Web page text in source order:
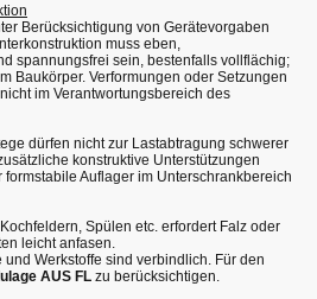
Berücksichtigung von Gerätevorgaben
muss eben,
spannungsfrei sein, bestenfalls vollflächig;
Baukörper. Verformungen oder Setzungen
im Verantwortungsbereich des
dürfen nicht zur Lastabtragung schwerer
konstruktive Unterstützungen
Auflager im Unterschrankbereich
Spülen etc. erfordert Falz oder
leicht anfasen.
Werkstoffe sind verbindlich. Für den
AUS FL zu berücksichtigen.